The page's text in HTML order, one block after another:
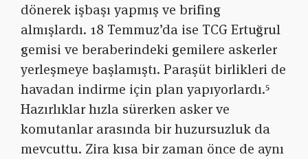
dönerek işbaşı yapmış ve brifing
almışlardı. 18 Temmuz’da ise TCG Ertuğrul
gemisi ve beraberindeki gemilere askerler
yerleşmeye başlamıştı. Paraşüt birlikleri de
havadan indirme için plan yapıyorlardı.⁵
Hazırlıklar hızla sürerken asker ve
komutanlar arasında bir huzursuzluk da
mevcuttu. Zira kısa bir zaman önce de aynı